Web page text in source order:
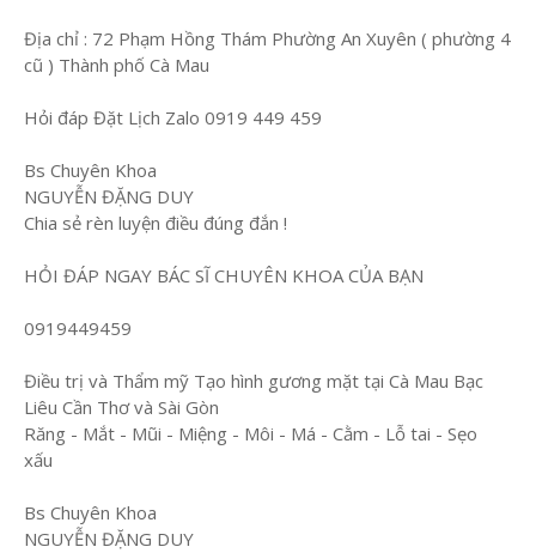
Địa chỉ : 72 Phạm Hồng Thám Phường An Xuyên ( phường 4
cũ ) Thành phố Cà Mau
Hỏi đáp Đặt Lịch Zalo 0919 449 459
Bs Chuyên Khoa
NGUYỄN ĐẶNG DUY
Chia sẻ rèn luyện điều đúng đắn !
HỎI ĐÁP NGAY BÁC SĨ CHUYÊN KHOA CỦA BẠN
0919449459
Điều trị và Thẩm mỹ Tạo hình gương mặt tại Cà Mau Bạc
Liêu Cần Thơ và Sài Gòn
Răng - Mắt - Mũi - Miệng - Môi - Má - Cằm - Lỗ tai - Sẹo
xấu
Bs Chuyên Khoa
NGUYỄN ĐẶNG DUY